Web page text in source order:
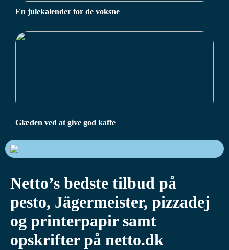
En julekalender for de voksne
Glæden ved at give god kaffe
Netto’s bedste tilbud på
pesto, Jägermeister, pizzadej
og printerpapir samt
opskrifter på netto.dk